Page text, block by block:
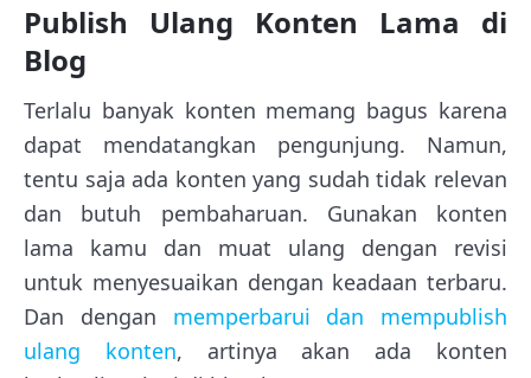
Publish Ulang Konten Lama di
Blog
Terlalu banyak konten memang bagus karena
dapat mendatangkan pengunjung. Namun,
tentu saja ada konten yang sudah tidak relevan
dan butuh pembaharuan. Gunakan konten
lama kamu dan muat ulang dengan revisi
untuk menyesuaikan dengan keadaan terbaru.
Dan dengan memperbarui dan mempublish
ulang konten, artinya akan ada konten